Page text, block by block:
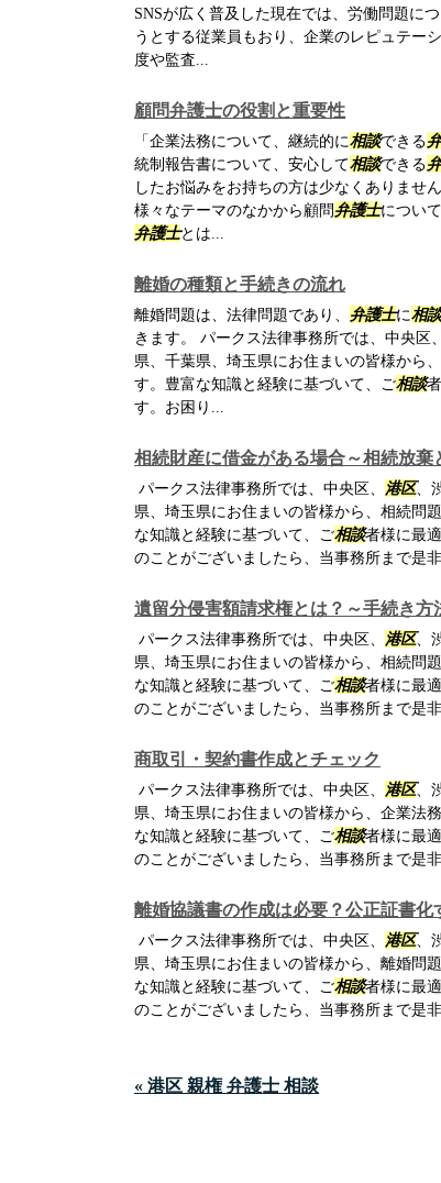
SNSが広く普及した現在では、労働問題に
うとする従業員もおり、企業のレピュテー
度や監査...
顧問弁護士の役割と重要性
「企業法務について、継続的に相談できる
統制報告書について、安心して相談できる
したお悩みをお持ちの方は少なくありませ
様々なテーマのなかから顧問弁護士につい
弁護士とは...
離婚の種類と手続きの流れ
離婚問題は、法律問題であり、 弁護士に相談
きます。 パークス法律事務所では、中央区、
県、千葉県、埼玉県にお住まいの皆様から
す。豊富な知識と経験に基づいて、ご相談
す。お困り...
相続財産に借金がある場合～相続放棄
パークス法律事務所では、中央区、 港区、
県、埼玉県にお住まいの皆様から、相続問
な知識と経験に基づいて、ご相談者様に最
のことがございましたら、当事務所まで是
遺留分侵害額請求権とは？～手続き方
パークス法律事務所では、中央区、 港区、
県、埼玉県にお住まいの皆様から、相続問
な知識と経験に基づいて、ご相談者様に最
のことがございましたら、当事務所まで是
商取引・契約書作成とチェック
パークス法律事務所では、中央区、 港区、
県、埼玉県にお住まいの皆様から、企業法
な知識と経験に基づいて、ご相談者様に最
のことがございましたら、当事務所まで是
離婚協議書の作成は必要？公正証書
パークス法律事務所では、中央区、 港区、
県、埼玉県にお住まいの皆様から、離婚問
な知識と経験に基づいて、ご相談者様に最
のことがございましたら、当事務所まで是
« 港区 親権 弁護士 相談